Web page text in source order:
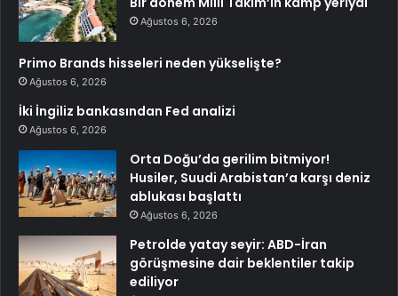
Ağustos 6, 2026
Primo Brands hisseleri neden yükselişte?
Ağustos 6, 2026
İki İngiliz bankasından Fed analizi
Ağustos 6, 2026
Orta Doğu’da gerilim bitmiyor!
Husiler, Suudi Arabistan’a karşı deniz
ablukası başlattı
Ağustos 6, 2026
Petrolde yatay seyir: ABD-İran
görüşmesine dair beklentiler takip
ediliyor